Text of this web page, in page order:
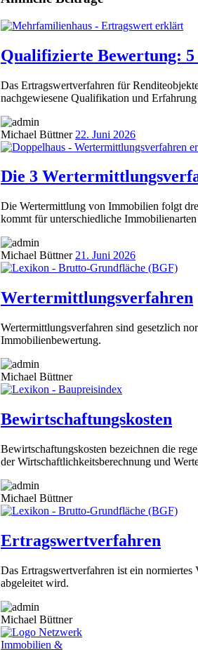
Qualifizierte Bewertung:
Das Ertragswertverfahren für
nachgewiesene Qualifikation und Erfahrung
Michael Büttner 22. Juni 2026
Die 3
Die Wertermittlung von Immobilien folgt
kommt für unterschiedliche
Michael Büttner 21. Juni 2026
Wertermittlungsverfahren
Wertermittlungsverfahren sind gesetzlich
Immobilienbewertung.
Michael Büttner
Bewirtschaftungskosten
Bewirtschaftungskosten bezeichnen die
der Wirtschaftlichkeitsberechnung und
Michael Büttner
Ertragswertverfahren
Das Ertragswertverfahren ist ein
abgeleitet wird.
Michael Büttner